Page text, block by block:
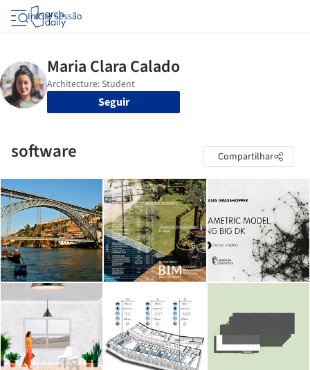
Iniciar sessão
Seguir
software Compartilhar